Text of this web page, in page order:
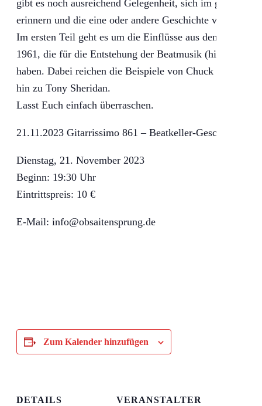
gibt es noch ausreichend Gelegenheit, sich im
erinnern und die eine oder andere Geschichte von
Im ersten Teil geht es um die Einflüsse aus den
1961, die für die Entstehung der Beatmusik (hier
haben. Dabei reichen die Beispiele von Chuck Berry,
hin zu Tony Sheridan.
Lasst Euch einfach überraschen.
21.11.2023 Gitarrissimo 861 – Beatkeller-Geschichten
Dienstag, 21. November 2023
Beginn: 19:30 Uhr
Eintrittspreis: 10 €
E-Mail: info@obsaitensprung.de
Zum Kalender hinzufügen
DETAILS
VERANSTALTER